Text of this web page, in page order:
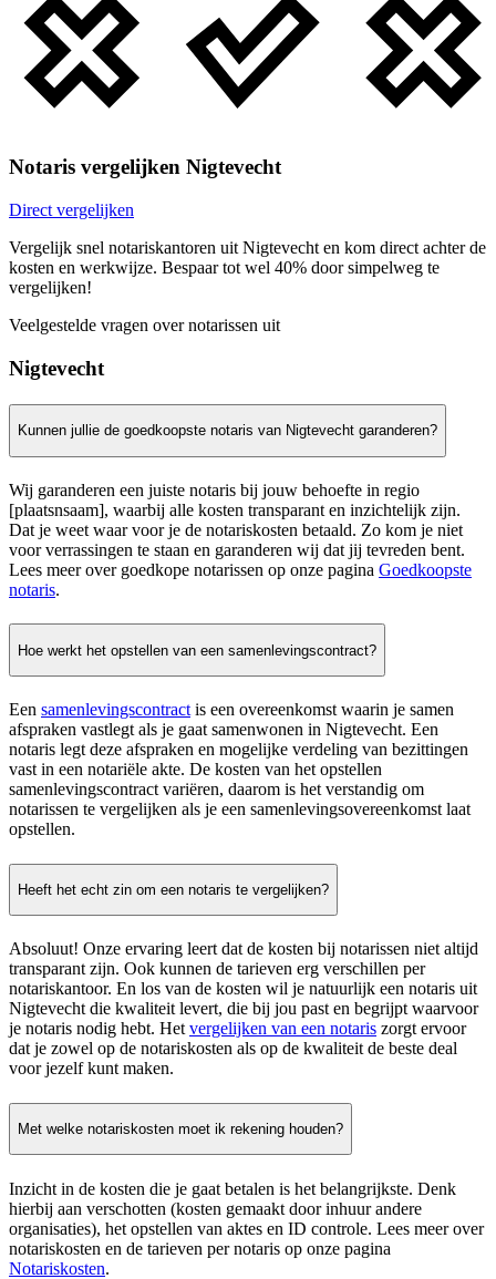
Notaris vergelijken Nigtevecht
Direct vergelijken
Vergelijk snel notariskantoren uit Nigtevecht en kom direct achter de
kosten en werkwijze. Bespaar tot wel 40% door simpelweg te
vergelijken!
Veelgestelde vragen over notarissen uit
Nigtevecht
Kunnen jullie de goedkoopste notaris van Nigtevecht garanderen?
Wij garanderen een juiste notaris bij jouw behoefte in regio
[plaatsnsaam], waarbij alle kosten transparant en inzichtelijk zijn.
Dat je weet waar voor je de notariskosten betaald. Zo kom je niet
voor verrassingen te staan en garanderen wij dat jij tevreden bent.
Lees meer over goedkope notarissen op onze pagina Goedkoopste
notaris.
Hoe werkt het opstellen van een samenlevingscontract?
Een samenlevingscontract is een overeenkomst waarin je samen
afspraken vastlegt als je gaat samenwonen in Nigtevecht. Een
notaris legt deze afspraken en mogelijke verdeling van bezittingen
vast in een notariële akte. De kosten van het opstellen
samenlevingscontract variëren, daarom is het verstandig om
notarissen te vergelijken als je een samenlevingsovereenkomst laat
opstellen.
Heeft het echt zin om een notaris te vergelijken?
Absoluut! Onze ervaring leert dat de kosten bij notarissen niet altijd
transparant zijn. Ook kunnen de tarieven erg verschillen per
notariskantoor. En los van de kosten wil je natuurlijk een notaris uit
Nigtevecht die kwaliteit levert, die bij jou past en begrijpt waarvoor
je notaris nodig hebt. Hetvergelijken van een notaris zorgt ervoor
dat je zowel op de notariskosten als op de kwaliteit de beste deal
voor jezelf kunt maken.
Met welke notariskosten moet ik rekening houden?
Inzicht in de kosten die je gaat betalen is het belangrijkste. Denk
hierbij aan verschotten (kosten gemaakt door inhuur andere
organisaties), het opstellen van aktes en ID controle. Lees meer over
notariskosten en de tarieven per notaris op onze pagina
Notariskosten.